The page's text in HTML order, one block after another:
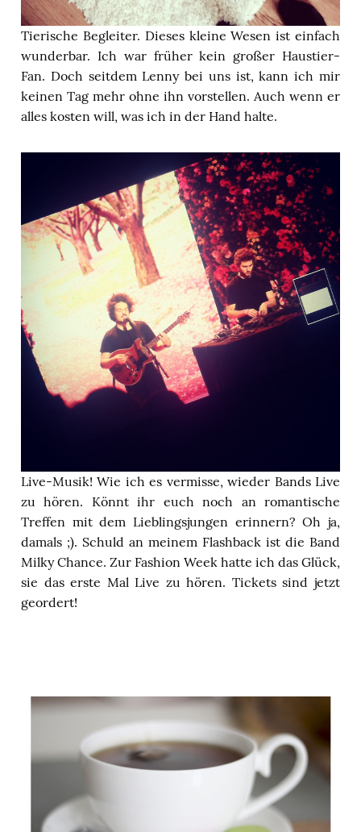
Tierische Begleiter. Dieses kleine Wesen ist einfach
wunderbar. Ich war früher kein großer Haustier-
Fan. Doch seitdem Lenny bei uns ist, kann ich mir
keinen Tag mehr ohne ihn vorstellen. Auch wenn er
alles kosten will, was ich in der Hand halte.
Live-Musik! Wie ich es vermisse, wieder Bands Live
zu hören. Könnt ihr euch noch an romantische
Treffen mit dem Lieblingsjungen erinnern? Oh ja,
damals ;). Schuld an meinem Flashback ist die Band
Milky Chance. Zur Fashion Week hatte ich das Glück,
sie das erste Mal Live zu hören. Tickets sind jetzt
geordert!